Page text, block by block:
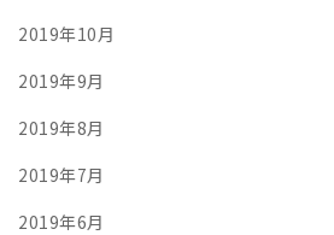
2019年10月
2019年9月
2019年8月
2019年7月
2019年6月